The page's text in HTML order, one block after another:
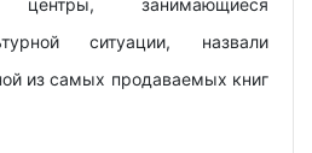
центры, занимающиеся
ситуации, назвали
из самых продаваемых книг